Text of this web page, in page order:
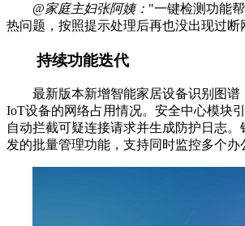
@家庭主妇张阿姨： "一键检测功能
热问题，按照提示处理后再也没出现过断
持续功能迭代
最新版本新增智能家居设备识别图谱
IoT设备的网络占用情况。安全中心模块
自动拦截可疑连接请求并生成防护日志
发的批量管理功能，支持同时监控多个办